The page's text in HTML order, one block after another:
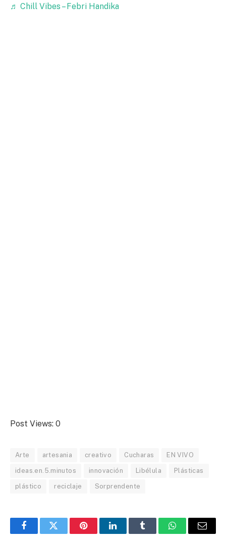
♬ Chill Vibes – Febri Handika
Post Views: 0
Arte artesania creativo Cucharas EN VIVO
ideas.en.5.minutos innovación Libélula Plásticas
plástico reciclaje Sorprendente
FacebookTwitter PinterestLinkedInTumblr WhatsAppEmail